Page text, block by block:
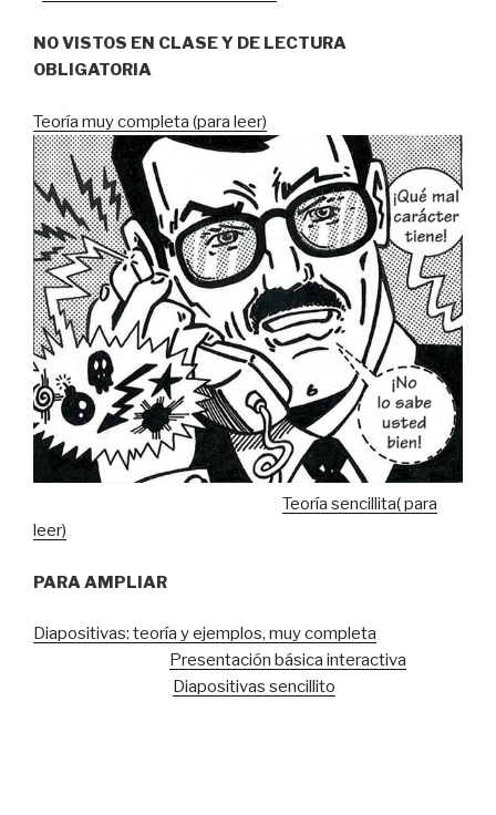
NO VISTOS EN CLASE Y DE LECTURA
OBLIGATORIA
Teoría muy completa (para leer)
Teoría sencillita( para
leer)
PARA AMPLIAR
Diapositivas: teoría y ejemplos, muy completa
Presentación básica interactiva
Diapositivas sencillito